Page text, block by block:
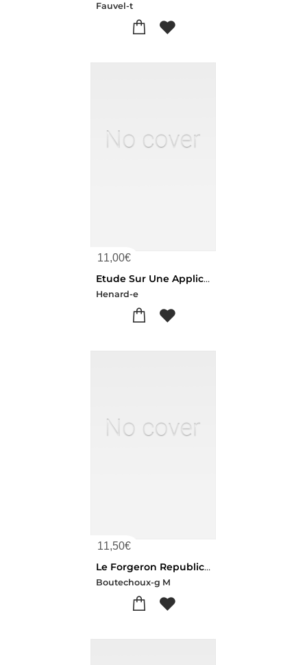
Fauvel-t
11,00€
Etude Sur Une Application Du Transport De La Force Par L'electricite
Henard-e
11,50€
Le Forgeron Republicain
Boutechoux-g M